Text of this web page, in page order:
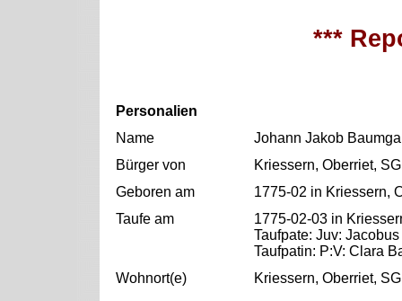
***
Personalien
Name
Johann Jakob
Bürger von
Kriessern, Oberriet, SG
Geboren am
1775-02 in Kriessern,
Taufe am
1775-02-03 in
Taufpate: Juv:
Taufpatin: P:V: Clara
Wohnort(e)
Kriessern, Oberriet,